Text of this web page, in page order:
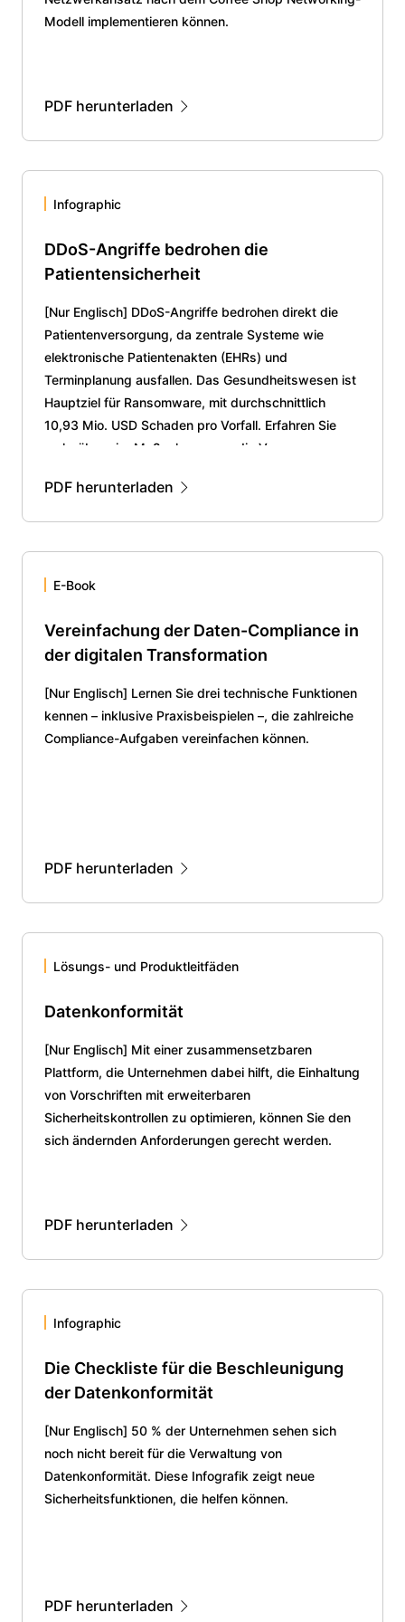
Modell implementieren können.
PDF herunterladen
Infographic
DDoS-Angriffe bedrohen die
Patientensicherheit
[Nur Englisch] DDoS-Angriffe bedrohen direkt die
Patientenversorgung, da zentrale Systeme wie
elektronische Patientenakten (EHRs) und
Terminplanung ausfallen. Das Gesundheitswesen ist
Hauptziel für Ransomware, mit durchschnittlich
10,93 Mio. USD Schaden pro Vorfall. Erfahren Sie
mehr über vier Maßnahmen, um die Versorgung
PDF herunterladen
E-Book
Vereinfachung der Daten-Compliance in
der digitalen Transformation
[Nur Englisch] Lernen Sie drei technische Funktionen
kennen – inklusive Praxisbeispielen –, die zahlreiche
Compliance-Aufgaben vereinfachen können.
PDF herunterladen
Lösungs- und Produktleitfäden
Datenkonformität
[Nur Englisch] Mit einer zusammensetzbaren
Plattform, die Unternehmen dabei hilft, die Einhaltung
von Vorschriften mit erweiterbaren
Sicherheitskontrollen zu optimieren, können Sie den
sich ändernden Anforderungen gerecht werden.
PDF herunterladen
Infographic
Die Checkliste für die Beschleunigung
der Datenkonformität
[Nur Englisch] 50 % der Unternehmen sehen sich
noch nicht bereit für die Verwaltung von
Datenkonformität. Diese Infografik zeigt neue
Sicherheitsfunktionen, die helfen können.
PDF herunterladen